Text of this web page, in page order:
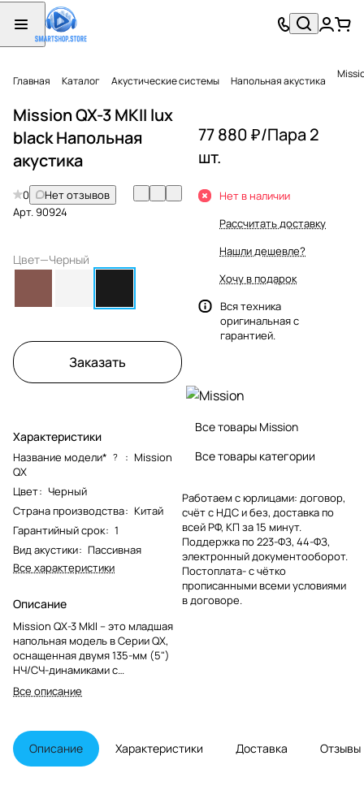
Главная Каталог Акустические системы Напольная акустика
Mission QX-3 MKII lux
black Напольная
акустика
0
Нет отзывов
Арт.90924
Цвет—Черный
Заказать
Характеристики
Название модели* ? : Mission
QX
Цвет: Черный
Страна производства: Китай
Гарантийный срок: 1
Вид акустики: Пассивная
Все характеристики
Описание
Mission QX-3 MkII – это младшая
напольная модель в Серии QX,
оснащенная двумя 135-мм (5")
НЧ/СЧ-динамиками с
композитными волоконными
диффузорами и 38-мм (1.5")
твитером.
Все описание
77 880 ₽/Пара 2
шт.
Нет в наличии
Рассчитать доставку
Нашли дешевле?
Хочу в подарок
Вся техника
оригинальная с
гарантией.
Все товары Mission
Все товары категории
Работаем с юрлицами: договор,
счёт с НДС и без, доставка по
всей РФ, КП за 15 минут.
Поддержка по 223-ФЗ, 44-ФЗ,
электронный документооборот.
Постоплата- с чётко
прописанными всеми условиями
в договоре.
Описание Характеристики Доставка Отзывы